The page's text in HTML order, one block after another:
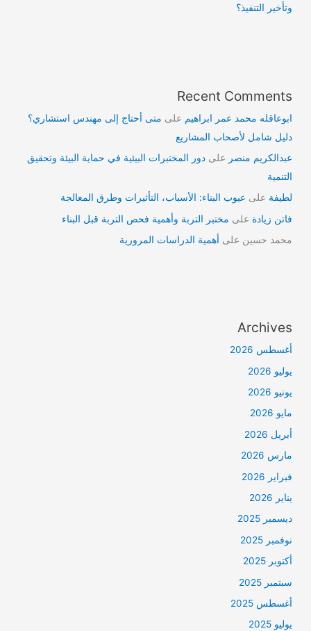
وتأخير التنفيذ؟
Recent Comments
ابوعاقله محمد عمر ابراهيم على متى أحتاج إلى مهندس استشاري؟
دليل شامل لأصحاب المشاريع
عبدالكريم منصر علىدور المختبرات البيئية في حماية البيئة وتحقيق
التنمية
لطيفة على عيوب البناء: الأسباب، التأثيرات وطرق المعالجة
فاتن زيادة على مختبر التربة وأهمية فحص التربة قبل البناء
محمد حسين على أهمية الدراسات المرورية
Archives
أغسطس 2026
يوليو 2026
يونيو 2026
مايو 2026
أبريل 2026
مارس 2026
فبراير 2026
يناير 2026
ديسمبر 2025
نوفمبر 2025
أكتوبر 2025
سبتمبر 2025
أغسطس 2025
يوليو 2025